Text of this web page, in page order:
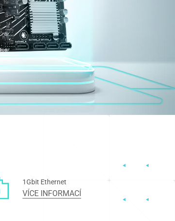
1Gbit Ethernet
VÍCE INFORMACÍ